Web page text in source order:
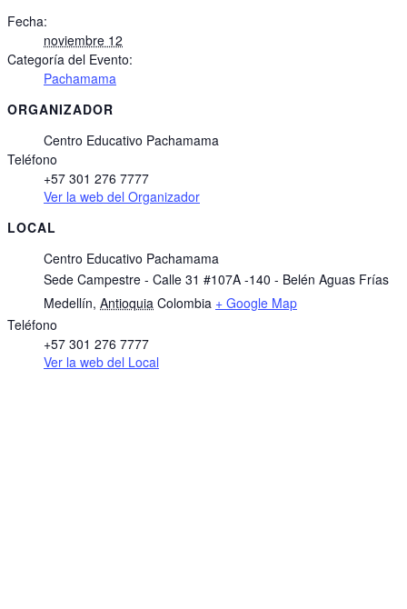
Fecha:
noviembre 12
Categoría del Evento:
Pachamama
ORGANIZADOR
Centro Educativo Pachamama
Teléfono
+57 301 276 7777
Ver la web del Organizador
LOCAL
Centro Educativo Pachamama
Sede Campestre - Calle 31 #107A -140 - Belén Aguas Frías
Medellín, Antioquia Colombia + Google Map
Teléfono
+57 301 276 7777
Ver la web del Local